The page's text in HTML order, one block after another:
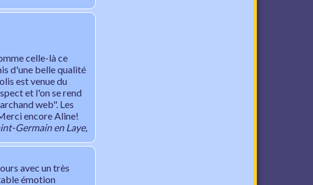
celle-là ce
d'une belle qualité
est venue du
et l'on se rend
web". Les
encore Aline!
Germain en Laye,
avec un très
émotion